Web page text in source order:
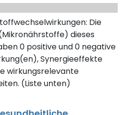
Die
dieses
0 positive und 0 negative
Synergieeffekte
wirkungsrelevante
(Liste unten)